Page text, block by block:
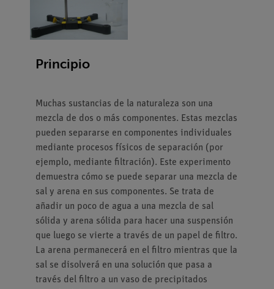
Principio
Muchas sustancias de la naturaleza son una
mezcla de dos o más componentes. Estas mezclas
pueden separarse en componentes individuales
mediante procesos físicos de separación (por
ejemplo, mediante filtración). Este experimento
demuestra cómo se puede separar una mezcla de
sal y arena en sus componentes. Se trata de
añadir un poco de agua a una mezcla de sal
sólida y arena sólida para hacer una suspensión
que luego se vierte a través de un papel de filtro.
La arena permanecerá en el filtro mientras que la
sal se disolverá en una solución que pasa a
través del filtro a un vaso de precipitados